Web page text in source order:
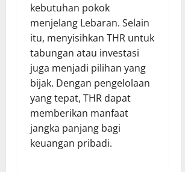
kebutuhan pokok
menjelang Lebaran. Selain
itu, menyisihkan THR untuk
tabungan atau investasi
juga menjadi pilihan yang
bijak. Dengan pengelolaan
yang tepat, THR dapat
memberikan manfaat
jangka panjang bagi
keuangan pribadi.